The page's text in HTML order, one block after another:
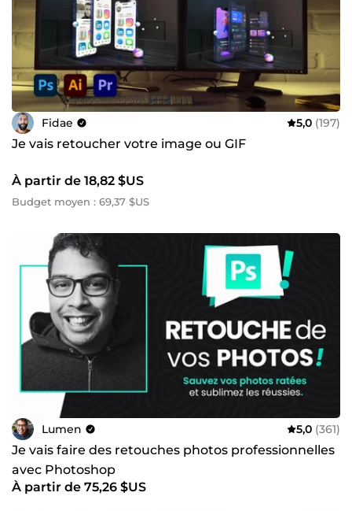
Fidae 5,0 (197)
Je vais retoucher votre image ou GIF
À partir de 18,82 $US
Budget moyen : 69,37 $US
Lumen 5,0 (361)
Je vais faire des retouches photos professionnelles
avec Photoshop
À partir de 75,26 $US